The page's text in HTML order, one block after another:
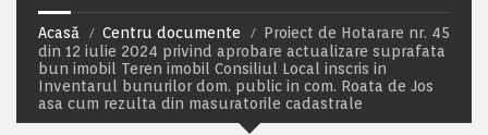
Acasă Centru documente
Proiect de Hotarare nr. 45
din 12 iulie 2024 privind aprobare actualizare suprafata
bun imobil Teren imobil Consiliul Local inscris in
Inventarul bunurilor dom. public in com. Roata de Jos
asa cum rezulta din masuratorile cadastrale